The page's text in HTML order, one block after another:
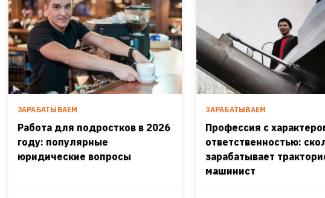
ЗАРАБАТЫВАЕМ
Работа для подростков в 2026
году: популярные
юридические вопросы
ЗАРАБАТЫВАЕМ
Профессия с
ответственностью:
зарабатывает
машинист